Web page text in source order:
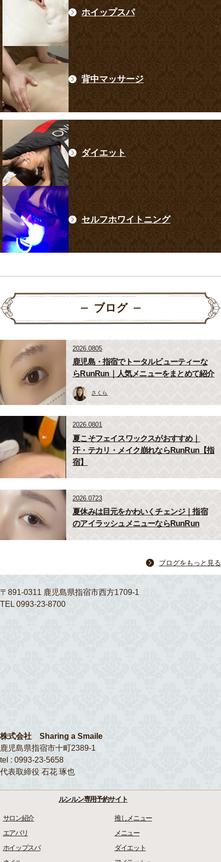
ホイップスパ
背中マッサージ
ダイエット
セルフホワイトニング
ブログ
2026.0805
鹿児島・指宿でトータルビューティーな
らRunRun｜人気メニューをまとめて紹介
さくら
2026.0801
夏こそフェイスワックスがおすすめ｜
汗・テカリ・メイク崩れならRunRun【指
宿】
2026.0723
夏休みは目元をかわいくチェンジ｜指宿
のアイラッシュメニューならRunRun
ブログをもっと見る
〒891-0311 鹿児島県指宿市西方1709-1
TEL 0993-23-8700
株式会社 Sharing a Smaile
鹿児島県指宿市十町2389-1
tel : 0993-23-5658
代表取締役 石花 琢也
ルンルン専用予約サイト
サロン紹介
推しメニュー
エアバリ
メニュー
ホイップスパ
ダイエット